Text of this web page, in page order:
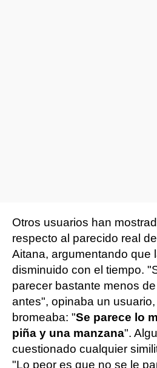
Otros usuarios han
respecto al parecido real
Aitana, argumentando que
disminuido con el tiempo.
parecer bastante menos
antes", opinaba un
bromeaba: "Se parece lo
piña y una manzana".
cuestionado cualquier
"Lo peor es que no se le